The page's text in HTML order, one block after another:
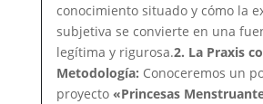
conocimiento situado y cómo la
subjetiva se convierte en una
legítima y rigurosa.2. La Praxis
Metodología: Conoceremos un
proyecto «Princesas